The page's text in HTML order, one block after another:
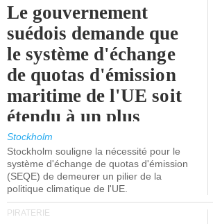
Le gouvernement
suédois demande que
le système d'échange
de quotas d'émission
maritime de l'UE soit
étendu à un plus
grand nombre de
navires.
Stockholm
Stockholm souligne la nécessité pour le
système d'échange de quotas d'émission
(SEQE) de demeurer un pilier de la
politique climatique de l'UE.
PIRATERIE